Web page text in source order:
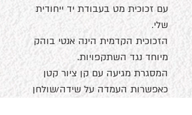
עם זכוכית מט בעבודת יד ייחודית
שלי.
הזכוכית הקדמית הינה אנטי בוהק
מיוחד נגד השתקפויות.
המסגרת מגיעה עם קן ציור קטן
כאפשרות העמדה על שידה/שולחן